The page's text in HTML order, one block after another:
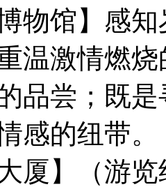
物馆】感
温激情燃
品尝；既
感的纽带。
厦】（游